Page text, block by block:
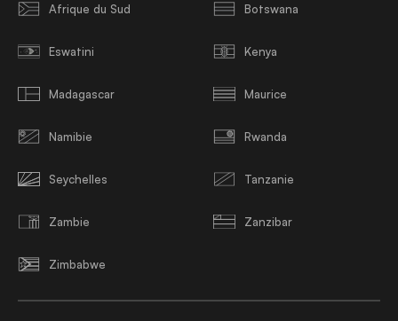
Afrique du Sud Botswana
Eswatini Kenya
Madagascar Maurice
Namibie Rwanda
Seychelles Tanzanie
Zambie Zanzibar
Zimbabwe